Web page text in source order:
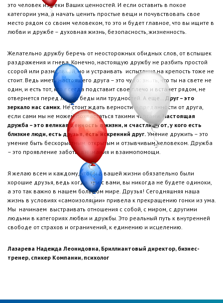
это человек из реки Ваших ценностей. И если оставить в покое
категории ума, а начать ценить простые вещи и почувствовать свое
место рядом со своим человеком, то это и будет главное, что вы ищите в
любви и дружбе – духовная жизнь, безопасность, жизненность.
Желательно дружбу беречь от неосторожных обидных слов, от вспышек
раздражения и гнева. Конечно, настоящую дружбу не разбить простой
ссорой или размолвкой, но и устраивать испытания на крепость тоже не
стоит. Ведь иметь настоящего друга – это чудо: знать, что ты на свете не
один, и есть тот, кто всегда подставит свое плечо и встанет рядом, не
отвернется перед лицом беды или трудностей. А еще… Друг – это
зеркало нас самих. Не стоит ждать верности и преданности от друга,
если сами мы не можем похвастаться такими чертами. Настоящая
дружба – это великая ценность в жизни, и счастлив тот, у кого есть
близкие люди, есть друзья, есть искренний друг. Умение дружить – это
умение быть бескорыстным, открытым и отзывчивым человеком. Дружба
– это проявление заботы, внимания и взаимопомощи.
Я желаю всем и каждому, чтобы в вашей жизни обязательно были
хорошие друзья, ведь когда они с вами, вы никогда не будете одиноки,
а это так важно в нашем большом мире. Друзья! Сегодняшняя наша
жизнь в условиях «самоизоляции» привела к прекращению гонки из ума.
Мы начинаем выстраивать отношения с собой, с миром, с другими
людьми в категориях любви и дружбы. Это реальный путь к внутренней
свободе от страхов и ограничений, к единению и исцелению.
Лазарева Надежда Леонидовна, Бриллиантовый директор, бизнес-
тренер, спикер Компании, психолог